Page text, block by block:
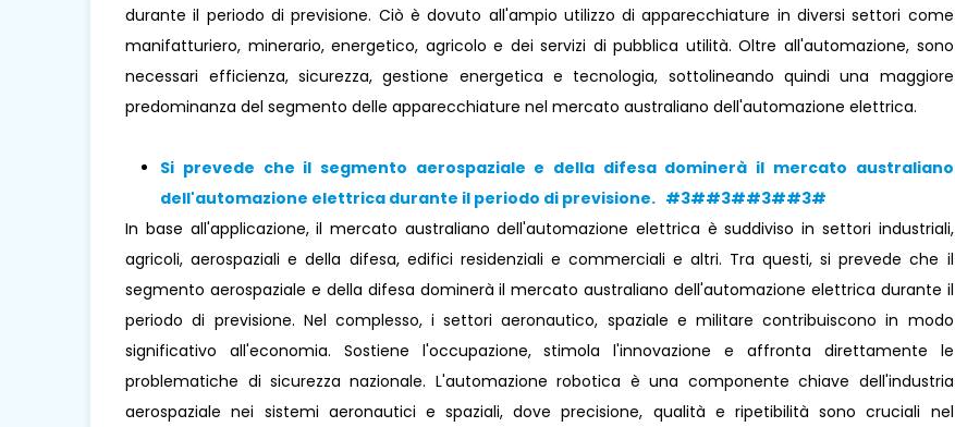
durante il periodo di previsione. Ciò è dovuto all'ampio utilizzo di apparecchiature in diversi settori come
manifatturiero, minerario, energetico, agricolo e dei servizi di pubblica utilità. Oltre all'automazione, sono
necessari efficienza, sicurezza, gestione energetica e tecnologia, sottolineando quindi una maggiore
predominanza del segmento delle apparecchiature nel mercato australiano dell'automazione elettrica.
Si prevede che il segmento aerospaziale e della difesa dominerà il mercato australiano
dell'automazione elettrica durante il periodo di previsione. #3##3##3##3#
In base all'applicazione, il mercato australiano dell'automazione elettrica è suddiviso in settori industriali,
agricoli, aerospaziali e della difesa, edifici residenziali e commerciali e altri. Tra questi, si prevede che il
segmento aerospaziale e della difesa dominerà il mercato australiano dell'automazione elettrica durante il
periodo di previsione. Nel complesso, i settori aeronautico, spaziale e militare contribuiscono in modo
significativo all'economia. Sostiene l'occupazione, stimola l'innovazione e affronta direttamente le
problematiche di sicurezza nazionale. L'automazione robotica è una componente chiave dell'industria
aerospaziale nei sistemi aeronautici e spaziali, dove precisione, qualità e ripetibilità sono cruciali nel